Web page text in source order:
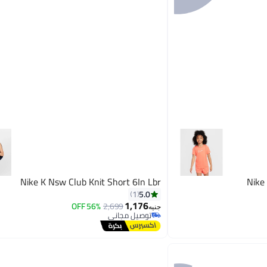
Nike K Nsw Club Knit Short 6In Lbr
5.0
1
جنيه1,176
2,699
56% OFF
توصيل مجاني
توصيل مجاني